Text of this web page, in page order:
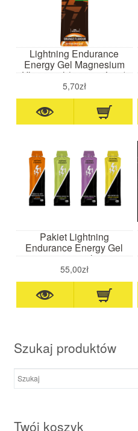
Lightning Endurance
Energy Gel Magnesium
Ultra 60ml (pomarańcza)
5,70zł
Pakiet Lightning
Endurance Energy Gel
10x60ml
55,00zł
Szukaj produktów
Twój koszyk